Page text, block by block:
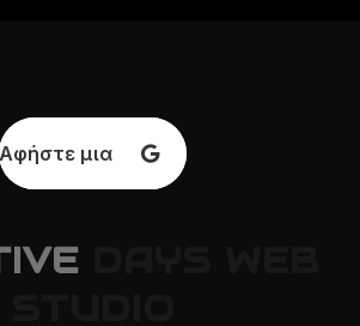
Αφήστε μια κριτική